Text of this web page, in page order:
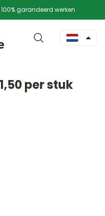
garandeerd werken
per stuk